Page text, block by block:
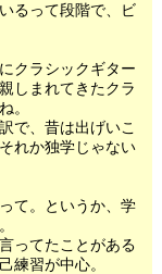
るって段階で、ビ
クラシックギター
しまれてきたクラ
。
で、昔は出げいこ
れか独学じゃない
て。というか、学
ってたことがある
練習が中心。